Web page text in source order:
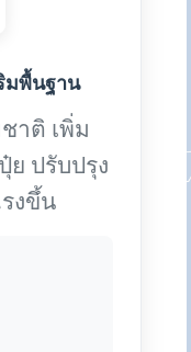
มพื้นฐาน
าติ เพิ่ม
ปรับปรุง
งขึ้น